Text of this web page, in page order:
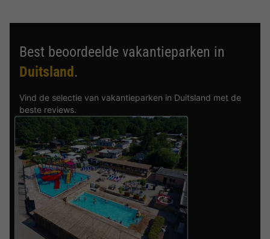
Best beoordeelde vakantieparken in
Duitsland.
Vind de selectie van vakantieparken in Duitsland met de
beste reviews.